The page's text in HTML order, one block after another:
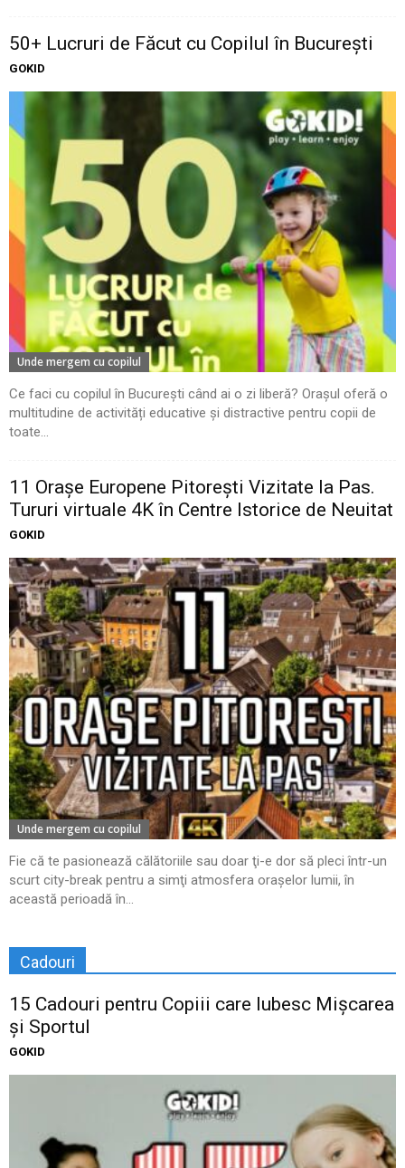
50+ Lucruri de Făcut cu Copilul în București
GOKID
Unde mergem cu copilul
Ce faci cu copilul în București când ai o zi liberă? Orașul oferă o
multitudine de activități educative și distractive pentru copii de
toate...
11 Oraşe Europene Pitoreşti Vizitate la Pas.
Tururi virtuale 4K în Centre Istorice de Neuitat
GOKID
Unde mergem cu copilul
Fie că te pasionează călătoriile sau doar ţi-e dor să pleci într-un
scurt city-break pentru a simţi atmosfera oraşelor lumii, în
această perioadă în...
Cadouri
15 Cadouri pentru Copiii care Iubesc Mișcarea
și Sportul
GOKID